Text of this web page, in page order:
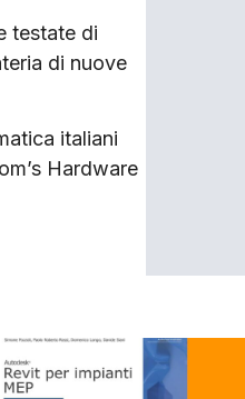
testate di
di nuove
italiani
Hardware